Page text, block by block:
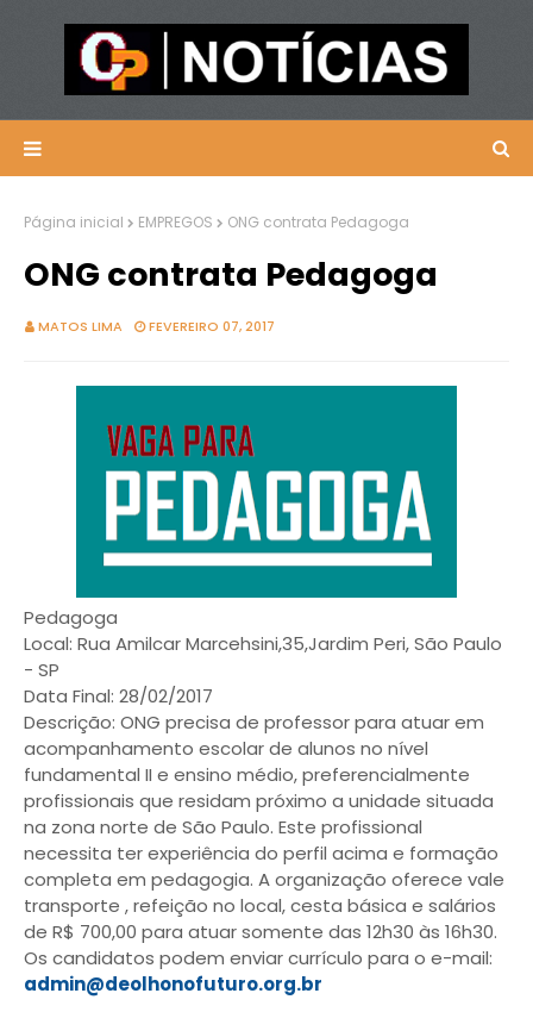
Página inicial EMPREGOS ONG contrata Pedagoga
ONG contrata Pedagoga
MATOS LIMA FEVEREIRO 07, 2017
Pedagoga
Local: Rua Amilcar Marcehsini,35,Jardim Peri, São Paulo
- SP
Data Final: 28/02/2017
Descrição: ONG precisa de professor para atuar em
acompanhamento escolar de alunos no nível
fundamental II e ensino médio, preferencialmente
profissionais que residam próximo a unidade situada
na zona norte de São Paulo. Este profissional
necessita ter experiência do perfil acima e formação
completa em pedagogia. A organização oferece vale
transporte , refeição no local, cesta básica e salários
de R$ 700,00 para atuar somente das 12h30 às 16h30.
Os candidatos podem enviar currículo para o e-mail:
admin@deolhonofuturo.org.br